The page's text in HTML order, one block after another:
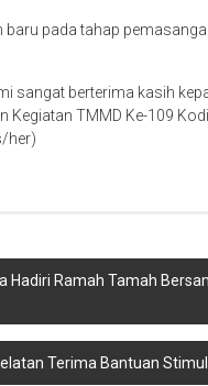
baru pada tahap
sangat berterima kasih
TMMD Ke-109
her)
Ramah Tamah
Terima Bantuan